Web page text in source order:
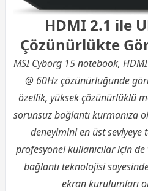
HDMI 2.1 ile
Çözünürlükte
MSI Cyborg 15 notebook,
@ 60Hz çözünürlüğünde
özellik, yüksek çözünürlüklü
sorunsuz bağlantı kurmanıza
deneyimini en üst seviyeye
profesyonel kullanıcılar için
bağlantı teknolojisi
ekran kurulumları